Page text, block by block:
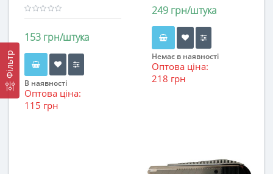
Фільтр
153 грн/штука
В наявності
Оптова ціна:
115 грн
249 грн/штука
Немає в наявності
Оптова ціна:
218 грн